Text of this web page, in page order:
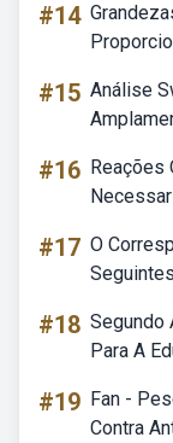
#14
#15 Análise
#16 Reações
#17 O
#18 Segundo
Para A
#19 Fan -
Contra